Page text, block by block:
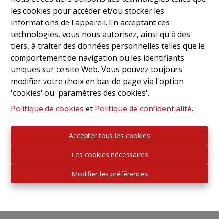
les cookies pour accéder et/ou stocker les
informations de l'appareil. En acceptant ces
technologies, vous nous autorisez, ainsi qu'à des
tiers, à traiter des données personnelles telles que le
comportement de navigation ou les identifiants
uniques sur ce site Web. Vous pouvez toujours
modifier votre choix en bas de page via l'option
'cookies' ou 'paramètres des cookies'.
Politique de cookies et Politique de confidentialité.
Accepter tous les cookies
Les cookies nécessaires
Modifier les préférences
de 9h30 à 18h00.
Du samedi au dimanche :
Sur rendez-vous.
Après/Avant les heures d’ouverture :
Sur rendez-vous.
Exigences légales
BIV 505.831 – Belgique
Institut Professionnel des Agents Immobiliers (BIV)
Rue du Luxembourg 16 B, 1000 Bruxelles
Soumis au code déontologique du BIV